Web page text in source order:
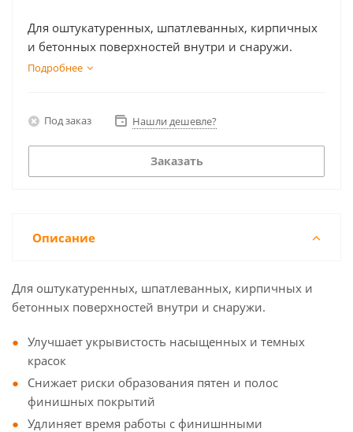
Для оштукатуренных, шпатлеванных, кирпичных
и бетонных поверхностей внутри и снаружи.
Подробнее
Под заказ Нашли дешевле?
Заказать
Описание
Для оштукатуренных, шпатлеванных, кирпичных и
бетонных поверхностей внутри и снаружи.
Улучшает укрывистость насыщенных и темных
красок
Снижает риски образования пятен и полос
финишных покрытий
Удлиняет время работы с финишнными